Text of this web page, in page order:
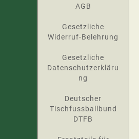
AGB
Gesetzliche
Widerruf-Belehrung
Gesetzliche
Datenschutzerkläru
ng
Deutscher
Tischfussballbund
DTFB